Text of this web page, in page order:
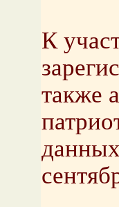
К
также